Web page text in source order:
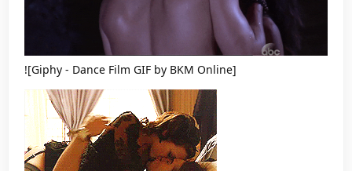
![Giphy - Dance Film GIF by BKM Online]